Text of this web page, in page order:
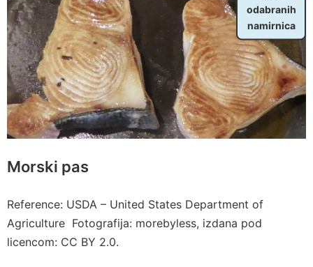
Morski pas
Reference: USDA – United States Department of
Agriculture Fotografija: morebyless, izdana pod
licencom: CC BY 2.0.
odabranih
namirnica